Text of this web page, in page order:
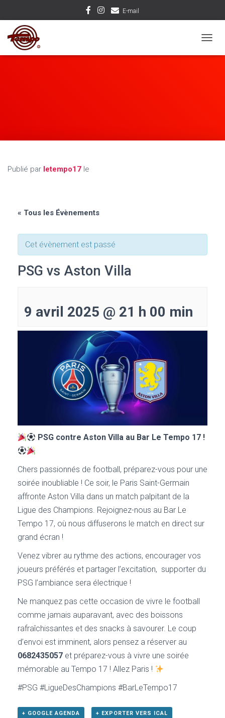
E-mail
É
A
Publié par letempo17 le
« Tous les Évènements
Cet évènement est passé
PSG vs Aston Villa
9 avril 2025 @ 21 h 00 min
PSG contre Aston Villa au Bar Le Tempo 17 !
Chers passionnés de football, préparez-vous pour une
soirée inoubliable ! Ce soir, le Paris Saint-Germain
affronte Aston Villa dans un match palpitant de la
Ligue des Champions. Rejoignez-nous au Bar Le
Tempo 17, où nous diffuserons le match en direct sur
grand écran !
Venez vibrer au rythme des actions, encourager vos
joueurs préférés et partager l’excitation, supporter du
PSG l’ambiance sera électrique !
Ne manquez pas cette occasion de vivre le football
comme jamais auparavant, avec des boissons
rafraîchissantes et des snacks à savourer. Le coup
d’envoi est imminent, alors pensez a réserver au
0682435057 et préparez-vous à vivre une soirée
mémorable au Tempo 17 ! Allez Paris !
#PSG #LigueDesChampions #BarLeTempo17
+ GOOGLE AGENDA + EXPORTER VERS ICAL